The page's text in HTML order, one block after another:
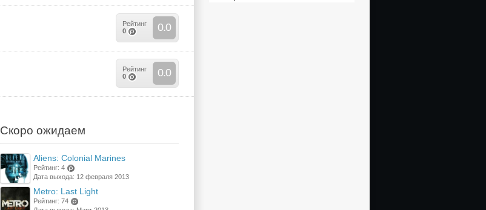
ин
то
в)
Рейтинг
0
(по
ин
то
в)
0.0
Рейтинг
0
(по
ин
0.0
Скоро ожидаем
Aliens: Colonial Marines
Рейтинг: 4
(points)
Дата выхода: 12 февраля 2013
Metro: Last Light
Рейтинг: 74